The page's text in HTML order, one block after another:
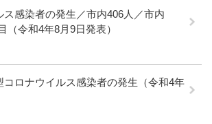
ス感染者の発生／市内406人／市内
（令和4年8月9日発表）
コロナウイルス感染者の発生（令和4年